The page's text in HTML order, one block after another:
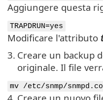
Aggiungere questa
TRAPDRUN=yes
Modificare l'attributo
3. Creare un backup
originale. Il file
mv /etc/snmp/
4. Creare un nuovo